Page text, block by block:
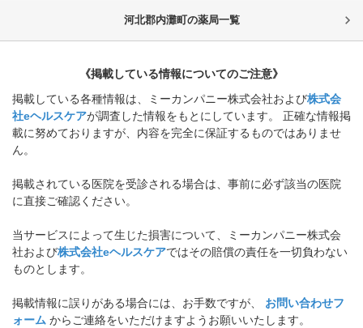
河北郡内灘町の薬局一覧
《掲載している情報についてのご注意》
掲載している各種情報は、ミーカンパニー株式会社および株式会
社eヘルスケアが調査した情報をもとにしています。 正確な情報掲
載に努めておりますが、内容を完全に保証するものではありませ
ん。
掲載されている医院を受診される場合は、事前に必ず該当の医院
に直接ご確認ください。
当サービスによって生じた損害について、ミーカンパニー株式会
社および株式会社eヘルスケアではその賠償の責任を一切負わない
ものとします。
掲載情報に誤りがある場合には、お手数ですが、
お問い合わせフ
ォーム からご連絡をいただけますようお願いいたします。